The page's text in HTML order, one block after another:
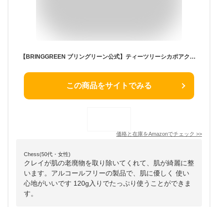
【BRINGGREEN ブリングリーン公式】ティーツリーシカポアクレイパック 120g オリーブヤング 韓国コスメ スキンケア 泥パック 毛穴 角質
この商品をサイトでみる
価格と在庫をAmazonでチェック >>
Chess(50代・女性)
クレイが肌の老廃物を取り除いてくれて、肌が綺麗に整
います。アルコールフリーの製品で、肌に優しく 使い
心地がいいです 120g入りでたっぷり使うことができま
す。